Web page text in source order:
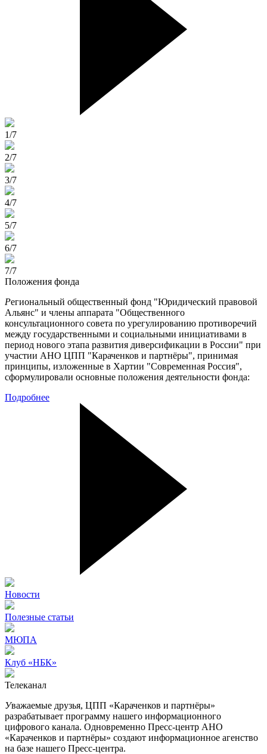
1/7
2/7
3/7
4/7
5/7
6/7
7/7
Положения фонда
Региональный общественный фонд "Юридический правовой
Альянс" и члены аппарата "Общественного
консультационного совета по урегулированию противоречий
между государственными и социальными инициативами в
период нового этапа развития диверсификации в России" при
участии АНО ЦПП "Караченков и партнёры", принимая
принципы, изложенные в Хартии "Современная Россия",
сформулировали основные положения деятельности фонда:
Подробнее
Новости
Полезные статьи
МЮПА
Клуб «НБК»
Телеканал
Уважаемые друзья, ЦПП «Караченков и партнёры»
разрабатывает программу нашего информационного
цифрового канала. Одновременно Пресс-центр АНО
«Караченков и партнёры» создают информационное агенство
на базе нашего Пресс-центра.